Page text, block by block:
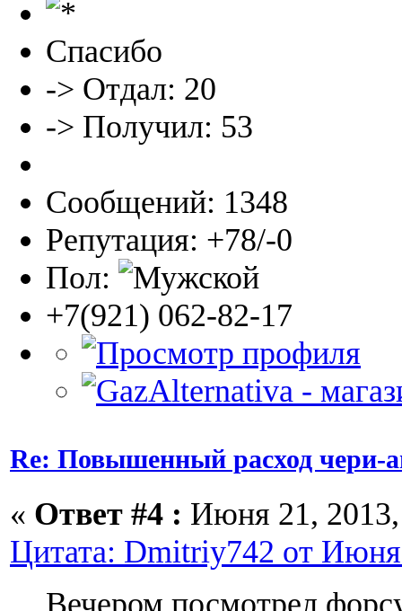
Спасибо
-> Отдал: 20
-> Получил: 53
Сообщений: 1348
Репутация: +78/-0
Пол:
+7(921) 062-82-17
Re: Повышенный расход чери-
« Ответ #4 : Июня 21,
Цитата: Dmitriy742 от
Вечером посмотрел